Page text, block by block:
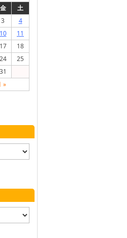
金
土
3
4
10
11
17
18
24
25
31
»